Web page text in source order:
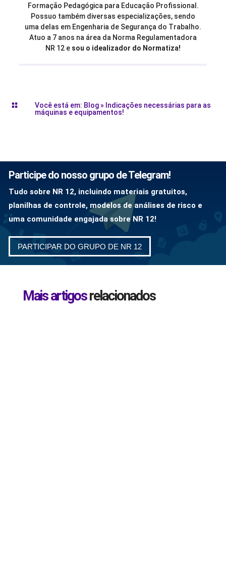
Formação Pedagógica para Educação Profissional.
Possuo também diversas especializações, sendo
uma delas em Engenharia de Segurança do Trabalho.
Atuo a 7 anos na área da Norma Regulamentadora
NR 12 e sou o idealizador do Normatiza!
 Você está em: Blog» Indicações necessárias para as
máquinas e equipamentos!
Participe do nosso grupo de Telegram!
Tudo sobre NR 12, incluindo materiais gratuitos,
planilhas de controle, modelos de análises de risco e
uma comunidade engajada sobre NR 12!
PARTICIPAR DO GRUPO DE NR 12
Mais artigosrelacionados